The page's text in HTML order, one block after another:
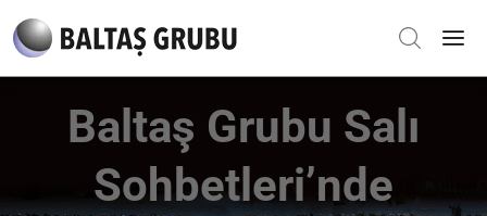
Baltaş Grubu Salı
Sohbetleri’nde